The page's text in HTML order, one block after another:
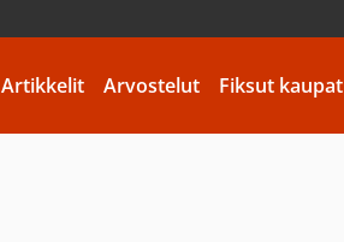
Artikkelit Arvostelut Fiksut kaupat